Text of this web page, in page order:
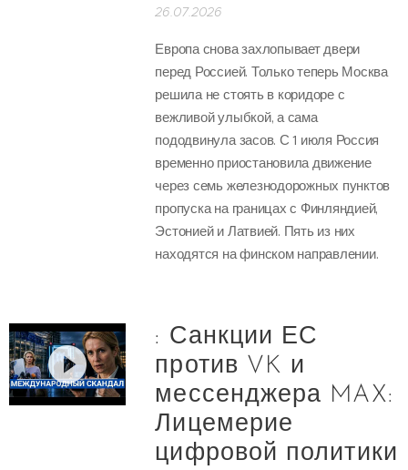
26.07.2026
Европа снова захлопывает двери
перед Россией. Только теперь Москва
решила не стоять в коридоре с
вежливой улыбкой, а сама
пододвинула засов. С 1 июля Россия
временно приостановила движение
через семь железнодорожных пунктов
пропуска на границах с Финляндией,
Эстонией и Латвией. Пять из них
находятся на финском направлении.
: Санкции ЕС
против VK и
мессенджера MAX:
Лицемерие
цифровой политики